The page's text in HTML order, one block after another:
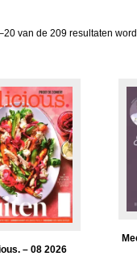
van de 209 resultaten
– 08 2026